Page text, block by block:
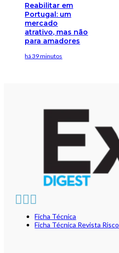
Reabilitar em
Portugal: um
mercado
atrativo, mas não
para amadores
há 39 minutos
Ficha Técnica
Ficha Técnica Revista Risco